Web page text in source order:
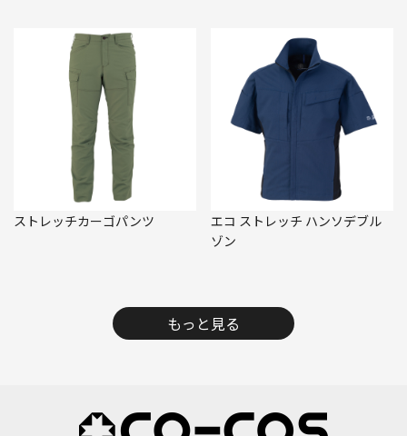
ストレッチカーゴパンツ
エコ ストレッチ ハンソデブル
ゾン
もっと見る